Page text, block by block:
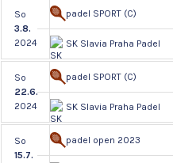
So
3.8.
2024
padel SPORT (C)
SK Slavia Praha Padel
So
22.6.
2024
padel SPORT (C)
SK Slavia Praha Padel
So
15.7.
padel open 2023